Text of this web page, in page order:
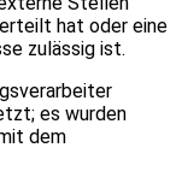
hat oder eine
zulässig ist.
es wurden
dem